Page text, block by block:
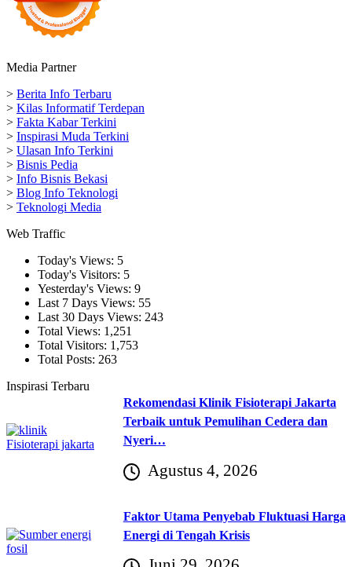
Media Partner
> Berita Info Terbaru
> Kilas Informatif Terdepan
> Fakta Kabar Terkini
> Inspirasi Muda Terkini
> Ulasan Info Terkini
> Bisnis Pedia
> Info Bisnis Bekasi
> Blog Info Teknologi
> Teknologi Media
Web Traffic
Today's Views: 5
Today's Visitors: 5
Yesterday's Views: 9
Last 7 Days Views: 55
Last 30 Days Views: 243
Total Views: 1,251
Total Visitors: 1,753
Total Posts: 263
Inspirasi Terbaru
Rekomendasi Klinik Fisioterapi Jakarta
Terbaik untuk Pemulihan Cedera dan
Nyeri…
Agustus 4, 2026
Faktor Utama Penyebab Fluktuasi Harga
Energi di Tengah Krisis